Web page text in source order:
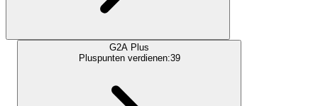
G2A Plus
Pluspunten verdienen:39